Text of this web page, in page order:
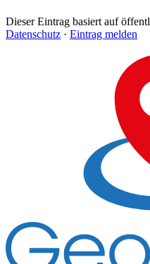
Dieser Eintrag basiert auf
Datenschutz · Eintrag melden